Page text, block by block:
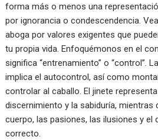
forma más o menos una
por ignorancia o condescendencia.
aboga por valores exigentes que
tu propia vida. Enfoquémonos en el
significa “entrenamiento” o “control”.
implica el autocontrol, así como
controlar al caballo. El jinete
discernimiento y la sabiduría, mientras
cuerpo, las pasiones, las ilusiones y el
correcto.